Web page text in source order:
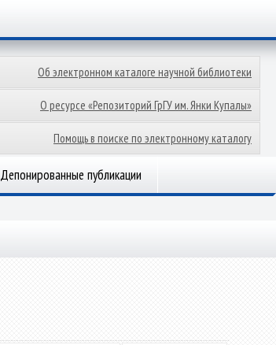
Об электронном каталоге научной библиотеки
О ресурсе «Репозиторий ГрГУ им. Янки Купалы»
Помощь в поиске по электронному каталогу
Депонированные публикации